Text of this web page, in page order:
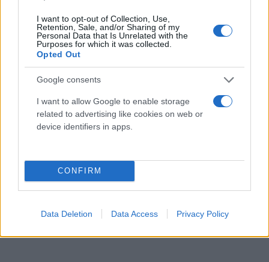
I want to opt-out of Collection, Use,
Retention, Sale, and/or Sharing of my
Personal Data that Is Unrelated with the
Purposes for which it was collected.
Opted Out
Google consents
I want to allow Google to enable storage
related to advertising like cookies on web or
device identifiers in apps.
CONFIRM
Data Deletion Data Access Privacy Policy